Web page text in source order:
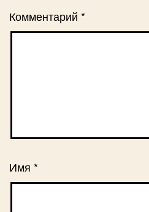
Комментарий *
Имя *